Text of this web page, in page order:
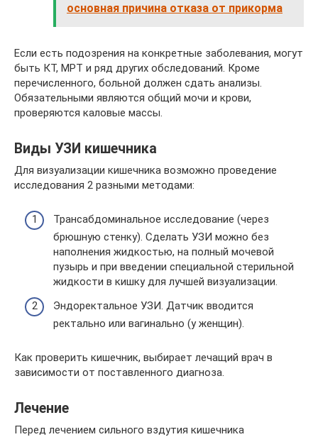
основная причина отказа от прикорма
Если есть подозрения на конкретные заболевания, могут
быть КТ, МРТ и ряд других обследований. Кроме
перечисленного, больной должен сдать анализы.
Обязательными являются общий мочи и крови,
проверяются каловые массы.
Виды УЗИ кишечника
Для визуализации кишечника возможно проведение
исследования 2 разными методами:
Трансабдоминальное исследование (через
брюшную стенку). Сделать УЗИ можно без
наполнения жидкостью, на полный мочевой
пузырь и при введении специальной стерильной
жидкости в кишку для лучшей визуализации.
Эндоректальное УЗИ. Датчик вводится
ректально или вагинально (у женщин).
Как проверить кишечник, выбирает лечащий врач в
зависимости от поставленного диагноза.
Лечение
Перед лечением сильного вздутия кишечника